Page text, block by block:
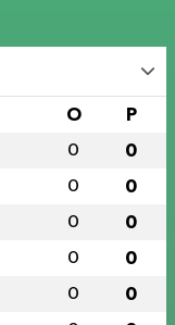
O P
0 0
0 0
0 0
0 0
0 0